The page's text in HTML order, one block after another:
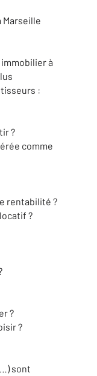
Marseille
à
:
?
comme
rentabilité ?
?
?
?
sont